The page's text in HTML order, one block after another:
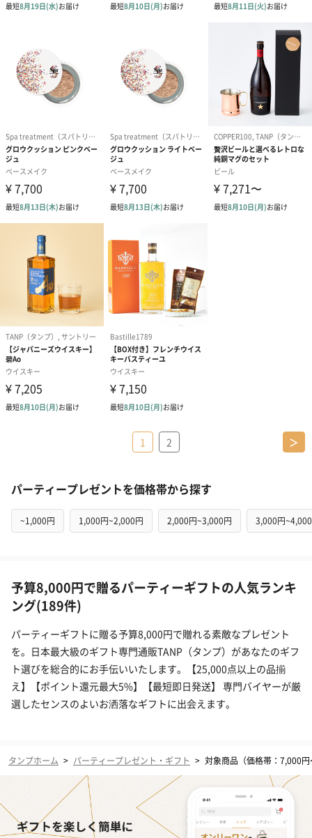
1 2 ＞
パーティープレゼントを価格帯から探す
~1,000円 1,000円~2,000円 2,000円~3,000円 3,000円
予算8,000円で贈るパーティーギフトの人気ランキ
ング(189件)
パーティーギフトに贈る予算8,000円で贈れる素敵なプレゼント
を。日本最大級のギフト専門通販TANP（タンプ）があなたのギフ
ト選びを総合的にお手伝いいたします。【25,000点以上の品揃
え】【ポイント還元最大5%】【最短即日発送】 専門バイヤーが厳
選したセンスのよいお洒落なギフトに出会えます。
タンプホーム > パーティープレゼント・ギフト > 対象商品（価格帯：7,000